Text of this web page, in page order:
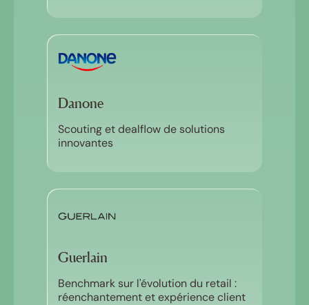
Danone
Scouting et dealflow de solutions
innovantes
Guerlain
Benchmark sur l'évolution du retail :
réenchantement et expérience client